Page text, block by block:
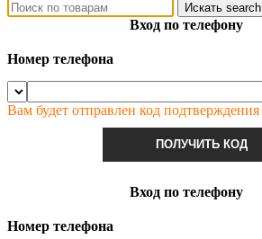
Искать search
Вход по телефону
Номер телефона
Вам будет отправлен код подтверждения
ПОЛУЧИТЬ КОД
Вход по телефону
Номер телефона